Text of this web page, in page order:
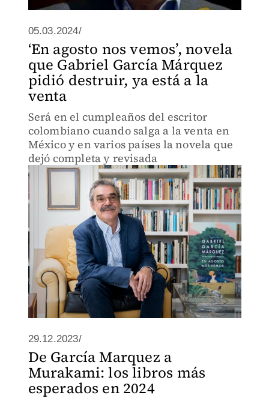
05.03.2024/
‘En agosto nos vemos’, novela
que Gabriel García Márquez
pidió destruir, ya está a la
venta
Será en el cumpleaños del escritor
colombiano cuando salga a la venta en
México y en varios países la novela que
dejó completa y revisada
29.12.2023/
De García Marquez a
Murakami: los libros más
esperados en 2024